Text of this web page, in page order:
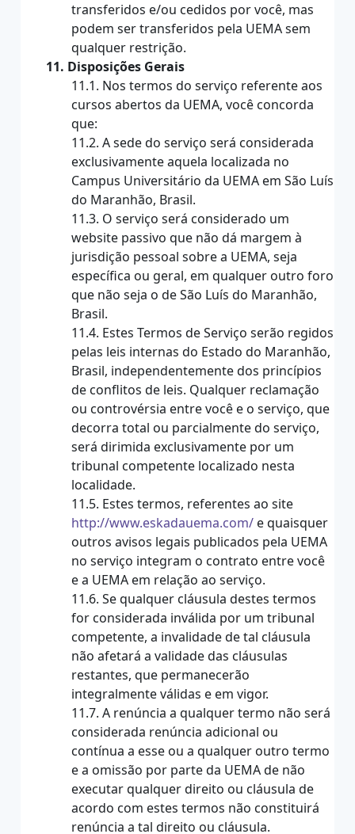
transferidos e/ou cedidos por você, mas
podem ser transferidos pela UEMA sem
qualquer restrição.
11. Disposições Gerais
11.1. Nos termos do serviço referente aos
cursos abertos da UEMA, você concorda
que:
11.2. A sede do serviço será considerada
exclusivamente aquela localizada no
Campus Universitário da UEMA em São Luís
do Maranhão, Brasil.
11.3. O serviço será considerado um
website passivo que não dá margem à
jurisdição pessoal sobre a UEMA, seja
específica ou geral, em qualquer outro foro
que não seja o de São Luís do Maranhão,
Brasil.
11.4. Estes Termos de Serviço serão regidos
pelas leis internas do Estado do Maranhão,
Brasil, independentemente dos princípios
de conflitos de leis. Qualquer reclamação
ou controvérsia entre você e o serviço, que
decorra total ou parcialmente do serviço,
será dirimida exclusivamente por um
tribunal competente localizado nesta
localidade.
11.5. Estes termos, referentes ao site
http://www.eskadauema.com/ e quaisquer
outros avisos legais publicados pela UEMA
no serviço integram o contrato entre você
e a UEMA em relação ao serviço.
11.6. Se qualquer cláusula destes termos
for considerada inválida por um tribunal
competente, a invalidade de tal cláusula
não afetará a validade das cláusulas
restantes, que permanecerão
integralmente válidas e em vigor.
11.7. A renúncia a qualquer termo não será
considerada renúncia adicional ou
contínua a esse ou a qualquer outro termo
e a omissão por parte da UEMA de não
executar qualquer direito ou cláusula de
acordo com estes termos não constituirá
renúncia a tal direito ou cláusula.